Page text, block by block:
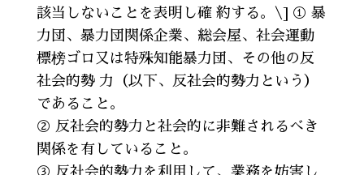
該当しないことを表明し確 約する。\] ① 暴
力団、暴力団関係企業、総会屋、社会運動
標榜ゴロ又は特殊知能暴力団、その他の反
社会的勢 力（以下、反社会的勢力という）
であること。
② 反社会的勢力と社会的に非難されるべき
関係を有していること。
③ 反社会的勢力を利用して、業務を妨害し